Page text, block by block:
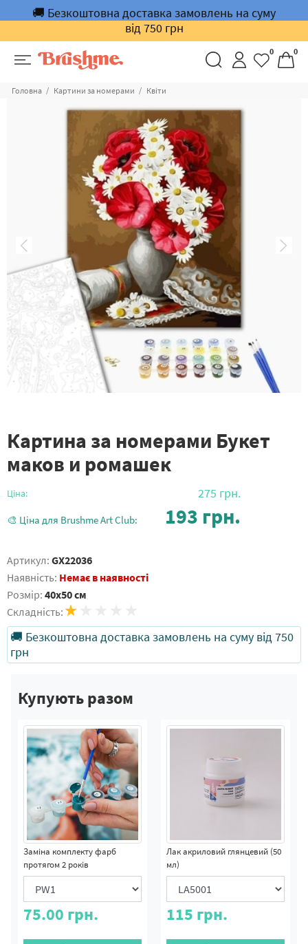
🚚 Безкоштовна доставка замовлень на суму
від 750 грн
0 0
Головна Картини за номерами Квіти
Картина за номерами Букет
маков и ромашек
Ціна: 275 грн.
🎨 Ціна для Brushme Art Club: 193 грн.
Артикул: GX22036
Наявність: Немає в наявності
Розмір: 40x50 см
Складність:
🚚 Безкоштовна доставка замовлень на суму від 750
грн
Купують разом
Заміна комплекту фарб
протягом 2 років
75.00 грн.
Лак акриловий глянцевий (50
мл)
115 грн.